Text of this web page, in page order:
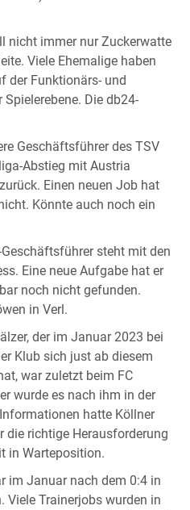
nicht immer nur Zuckerwatte
Viele Ehemalige haben
der Funktionärs- und
Die db24-
Geschäftsführer des TSV
Abstieg mit Austria
Einen neuen Job hat
Könnte auch noch ein
Geschäftsführer steht mit den
Eine neue Aufgabe hat er
noch nicht gefunden.
in Verl.
der im Januar 2023 bei
Klub sich just ab diesem
war zuletzt beim FC
wurde es nach ihm in der
hatte Köllner
die richtige Herausforderung
in Warteposition.
im Januar nach dem 0:4 in
Viele Trainerjobs wurden in